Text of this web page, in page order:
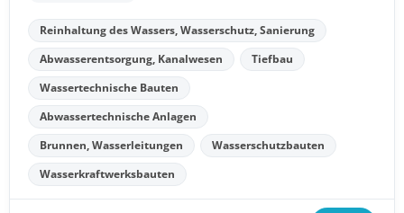
Reinhaltung des Wassers, Wasserschutz, Sanierung
Abwasserentsorgung, Kanalwesen
Tiefbau
Wassertechnische Bauten
Abwassertechnische Anlagen
Brunnen, Wasserleitungen
Wasserschutzbauten
Wasserkraftwerksbauten